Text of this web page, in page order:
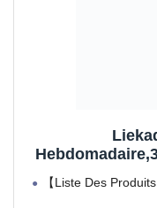
couleur,1
【Liste Des